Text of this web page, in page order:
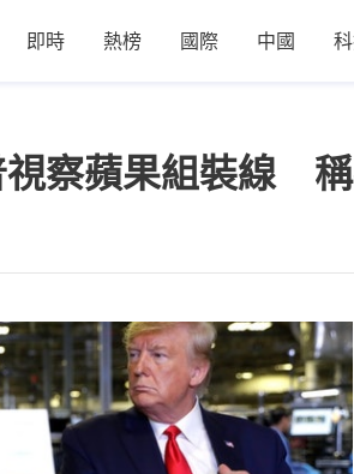
即時 熱榜 國際 中國
視察蘋果組裝線